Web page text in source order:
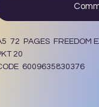
72 PAGES FREEDOM
20
6009635830376